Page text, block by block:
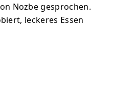
Nozbe gesprochen.
leckeres Essen